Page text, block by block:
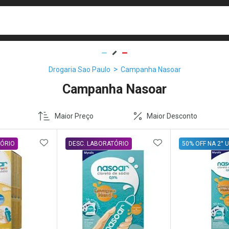
Drogaria Sao Paulo Campanha Nasoar
Campanha Nasoar
Maior Preço Maior Desconto
ADICIONAR AOS FAVORITOS
DESC. LABORATÓRIO ADICIONAR AOS
50% OFF NA 2°